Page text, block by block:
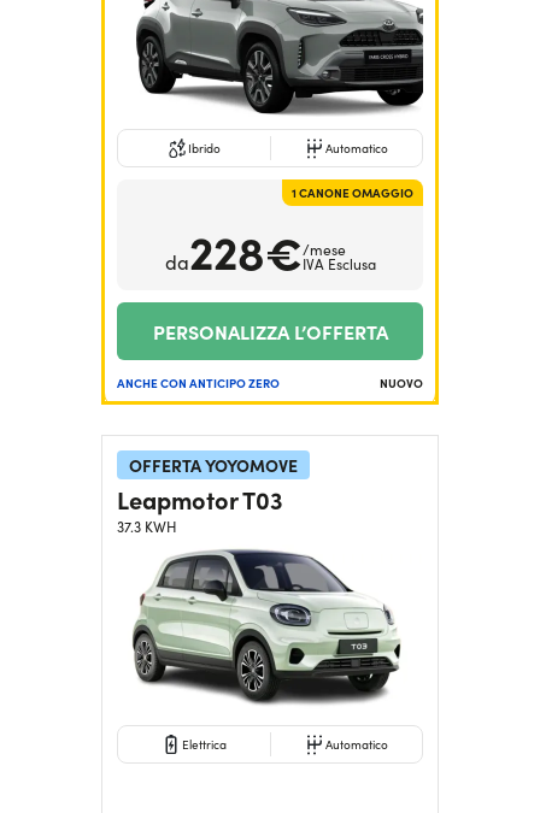
Ibrido Automatico
1 CANONE OMAGGIO
da228€/mese
IVA Esclusa
PERSONALIZZA L’OFFERTA
ANCHE CON ANTICIPO ZERO NUOVO
OFFERTA YOYOMOVE
Leapmotor T03
37.3 KWH
Elettrica Automatico